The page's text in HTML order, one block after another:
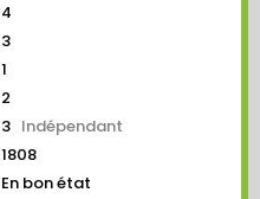
4
3
1
2
3 Indépendant
1808
En bon état